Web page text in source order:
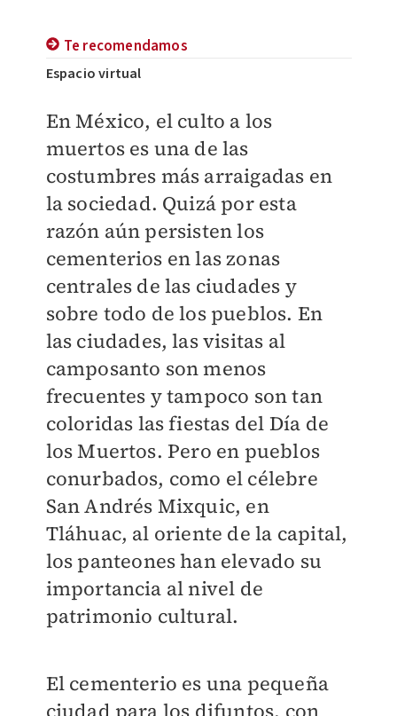
Te recomendamos
Espacio virtual
En México, el culto a los
muertos es una de las
costumbres más arraigadas en
la sociedad. Quizá por esta
razón aún persisten los
cementerios en las zonas
centrales de las ciudades y
sobre todo de los pueblos. En
las ciudades, las visitas al
camposanto son menos
frecuentes y tampoco son tan
coloridas las fiestas del Día de
los Muertos. Pero en pueblos
conurbados, como el célebre
San Andrés Mixquic, en
Tláhuac, al oriente de la capital,
los panteones han elevado su
importancia al nivel de
patrimonio cultural.
El cementerio es una pequeña
ciudad para los difuntos, con